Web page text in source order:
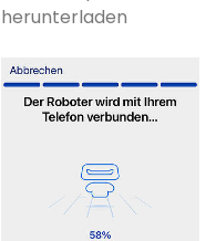
herunterladen